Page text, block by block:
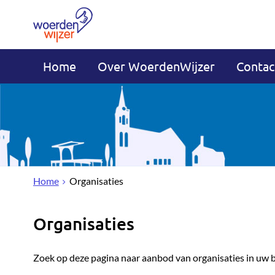
Home Over WoerdenWijzer
Home Organisaties
Organisaties
Zoek op deze pagina naar aanbod van organisaties in uw